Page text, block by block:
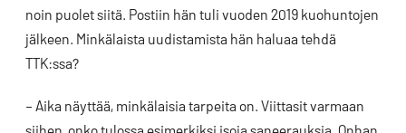
noin puolet siitä. Postiin hän tuli vuoden 2019 kuohuntojen
jälkeen. Minkälaista uudistamista hän haluaa tehdä
TTK:ssa?
– Aika näyttää, minkälaisia tarpeita on. Viittasit varmaan